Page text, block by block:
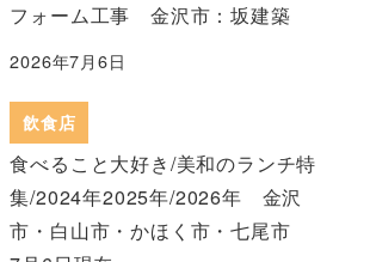
フォーム工事 金沢市：坂建築
2026年7月6日
飲食店
食べること大好き/美和のランチ特
集/2024年2025年/2026年 金沢
市・白山市・かほく市・七尾市